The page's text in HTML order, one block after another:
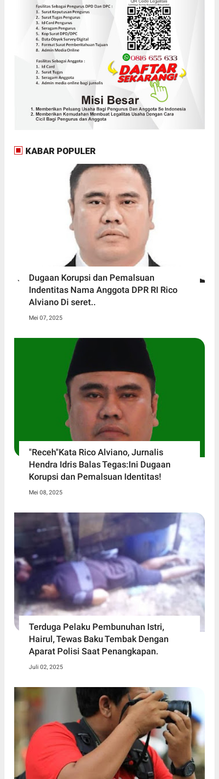
KABAR POPULER
Dugaan Korupsi dan Pemalsuan
Indentitas Nama Anggota DPR RI Rico
Alviano Di seret..
Mei 07, 2025
"Receh"Kata Rico Alviano, Jurnalis
Hendra Idris Balas Tegas:Ini Dugaan
Korupsi dan Pemalsuan Identitas!
Mei 08, 2025
Terduga Pelaku Pembunuhan Istri,
Hairul, Tewas Baku Tembak Dengan
Aparat Polisi Saat Penangkapan.
Juli 02, 2025